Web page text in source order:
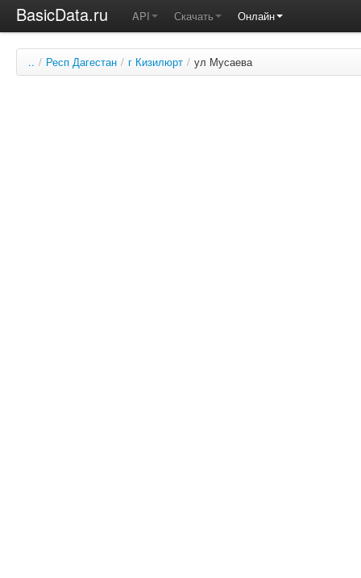
BasicData.ru API Скачать Онлайн
.. / Респ Дагестан / г Кизилюрт / ул Мусаева